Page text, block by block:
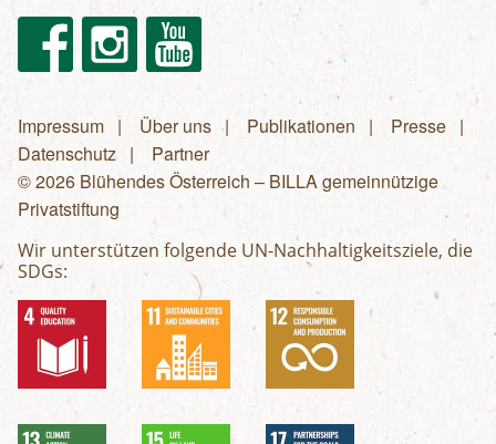
FacebookInstagram Youtube
Fußzeilenmenü
Impressum Über uns Publikationen
Presse
Datenschutz
Partner
© 2026 Blühendes Österreich – BILLA gemeinnützige
Privatstiftung
Wir unterstützen folgende UN-Nachhaltigkeitsziele, die
SDGs: